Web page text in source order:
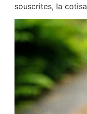
souscrites, la